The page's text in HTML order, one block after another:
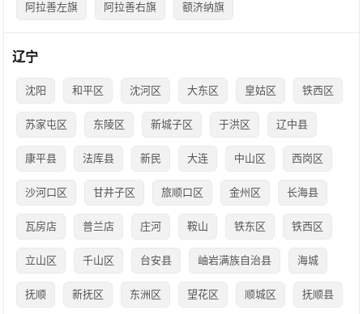
阿拉善左旗 阿拉善右旗 额济纳旗
辽宁
沈阳 和平区 沈河区 大东区 皇姑区 铁西区
苏家屯区 东陵区 新城子区 于洪区 辽中县
康平县 法库县 新民 大连 中山区 西岗区
沙河口区 甘井子区 旅顺口区 金州区 长海县
瓦房店 普兰店 庄河 鞍山 铁东区 铁西区
立山区 千山区 台安县 岫岩满族自治县 海城
抚顺 新抚区 东洲区 望花区 顺城区 抚顺县